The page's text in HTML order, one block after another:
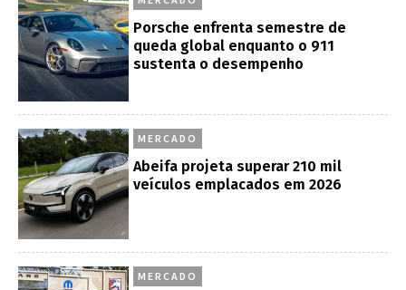
Porsche enfrenta semestre de
queda global enquanto o 911
sustenta o desempenho
MERCADO
Abeifa projeta superar 210 mil
veículos emplacados em 2026
MERCADO